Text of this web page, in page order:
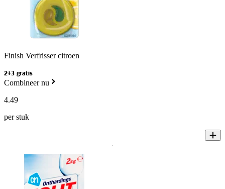
Finish Verfrisser citroen
2+3 gratis
Combineer nu
4.49
per stuk